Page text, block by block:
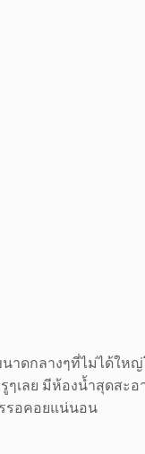
ดกลางๆที่ไม่ได้ให
เลย มีห้องน้ำสุดส
รอคอยแน่นอน